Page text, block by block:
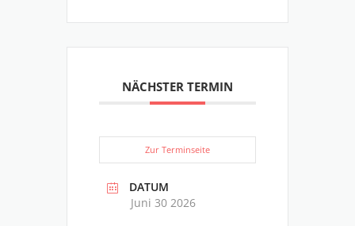
NÄCHSTER TERMIN
Zur Terminseite
DATUM
Juni 30 2026